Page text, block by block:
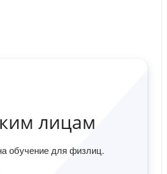
лицам
обучение для физлиц.